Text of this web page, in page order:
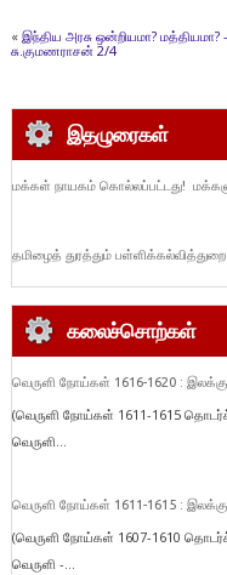
« இந்திய அரசு ஒன்றியமா? மத்தியமா?
சு.குமணராசன் 2/4
இதழுரைகள்
மக்கள் நாயகம் கொல்லப்பட்டது!
தமிழைத் துரத்தும்
கலைச்சொற்கள்
வெருளி நோய்கள் 1616-1620 :
(வெருளி நோய்கள் 1611-1615
வெருளி...
வெருளி நோய்கள் 1611-1615 :
(வெருளி நோய்கள் 1607-1610
வெருளி -...